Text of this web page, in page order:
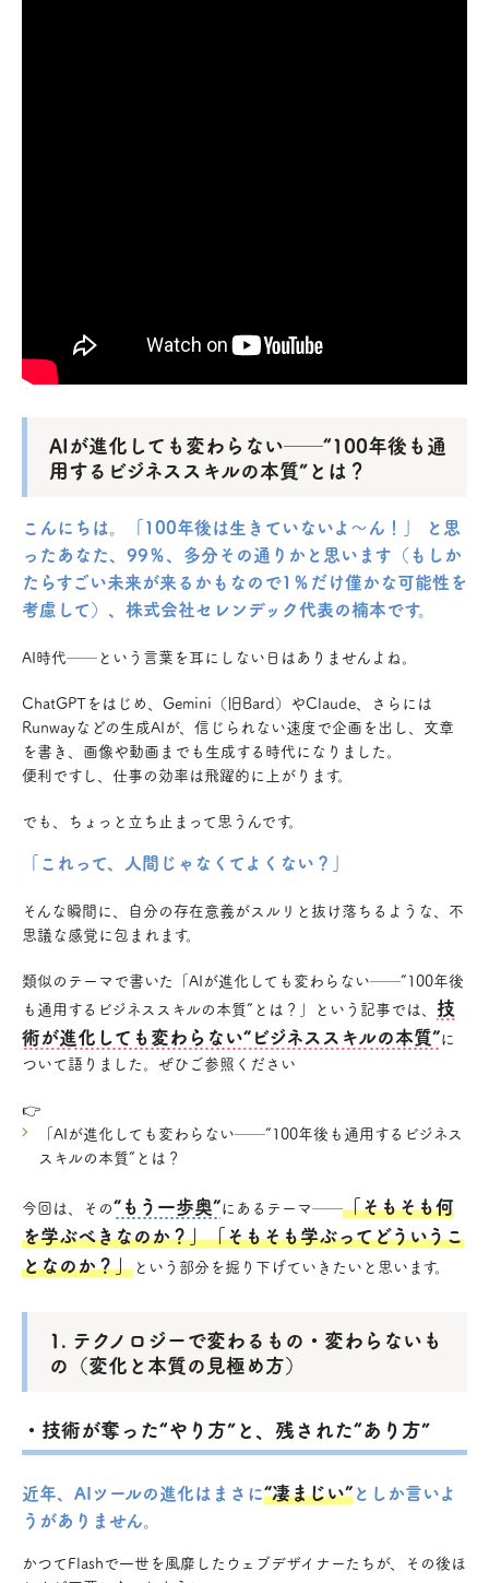
AIが進化しても変わらない──“100年後も通
用するビジネススキルの本質”とは？
こんにちは。「100年後は生きていないよ～ん！」 と思
ったあなた、99％、多分その通りかと思います（もしか
たらすごい未来が来るかもなので1％だけ僅かな可能性を
考慮して）、株式会社セレンデック代表の楠本です。
AI時代──という言葉を耳にしない日はありませんよね。
ChatGPTをはじめ、Gemini（旧Bard）やClaude、さらには
Runwayなどの生成AIが、信じられない速度で企画を出し、文章
を書き、画像や動画までも生成する時代になりました。
便利ですし、仕事の効率は飛躍的に上がります。
でも、ちょっと立ち止まって思うんです。
「これって、人間じゃなくてよくない？」
そんな瞬間に、自分の存在意義がスルリと抜け落ちるような、不
思議な感覚に包まれます。
類似のテーマで書いた「AIが進化しても変わらない──“100年後
も通用するビジネススキルの本質”とは？」という記事では、 技
術が進化しても変わらない“ビジネススキルの本質”に
ついて語りました。ぜひご参照ください
👉
「AIが進化しても変わらない──“100年後も通用するビジネス
スキルの本質”とは？
今回は、その“もう一歩奥”にあるテーマ──「そもそも何
を学ぶべきなのか？」「そもそも学ぶってどういうこ
となのか？」 という部分を掘り下げていきたいと思います。
1. テクノロジーで変わるもの・変わらないも
の（変化と本質の見極め方）
・技術が奪った“やり方”と、残された“あり方”
近年、AIツールの進化はまさに“凄まじい”としか言いよ
うがありません。
かつてFlashで一世を風靡したウェブデザイナーたちが、その後ほ